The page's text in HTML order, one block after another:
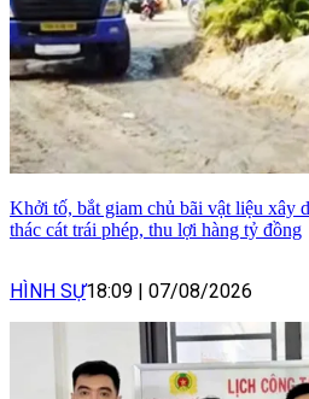
Khởi tố, bắt giam chủ bãi vật liệu xây
thác cát trái phép, thu lợi hàng tỷ đồng
HÌNH SỰ18:09 | 07/08/2026